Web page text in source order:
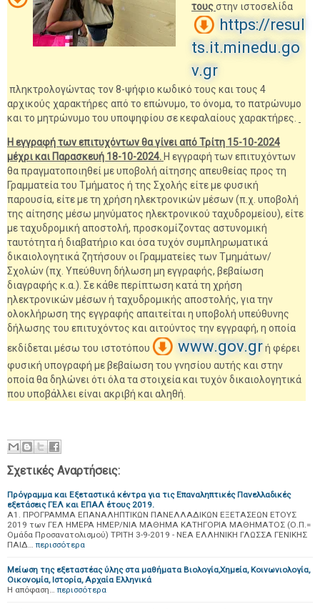
τουςστην ιστοσελίδα
https://resul
ts.it.minedu.go
v.gr
πληκτρολογώντας τον 8-ψήφιο κωδικό τους και τους 4
αρχικούς χαρακτήρες από το επώνυμο, το όνομα, το πατρώνυμο
και το μητρώνυμο του υποψηφίου σε κεφαλαίους χαρακτήρες.
Η εγγραφή των επιτυχόντων θα γίνει από Τρίτη 15-10-2024
μέχρι και Παρασκευή 18-10-2024. Η εγγραφή των επιτυχόντων
θα πραγματοποιηθεί με υποβολή αίτησης απευθείας προς τη
Γραμματεία του Τμήματος ή της Σχολής είτε με φυσική
παρουσία, είτε με τη χρήση ηλεκτρονικών μέσων (π.χ. υποβολή
της αίτησης μέσω μηνύματος ηλεκτρονικού ταχυδρομείου), είτε
με ταχυδρομική αποστολή, προσκομίζοντας αστυνομική
ταυτότητα ή διαβατήριο και όσα τυχόν συμπληρωματικά
δικαιολογητικά ζητήσουν οι Γραμματείες των Τμημάτων/
Σχολών (πχ. Υπεύθυνη δήλωση μη εγγραφής, βεβαίωση
διαγραφής κ.α.). Σε κάθε περίπτωση κατά τη χρήση
ηλεκτρονικών μέσων ή ταχυδρομικής αποστολής, για την
ολοκλήρωση της εγγραφής απαιτείται η υποβολή υπεύθυνης
δήλωσης του επιτυχόντος και αιτούντος την εγγραφή, η οποία
εκδίδεται μέσω του ιστοτόπου
www.gov.grή φέρει
φυσική υπογραφή με βεβαίωση του γνησίου αυτής και στην
οποία θα δηλώνει ότι όλα τα στοιχεία και τυχόν δικαιολογητικά
που υποβάλλει είναι ακριβή και αληθή.
Σχετικές Αναρτήσεις:
Πρόγραμμα και Εξεταστικά κέντρα για τις Επαναληπτικές Πανελλαδικές
εξετάσεις ΓΕΛ και ΕΠΑΛ έτους 2019.
Α1. ΠΡΟΓΡΑΜΜΑ ΕΠΑΝΑΛΗΠΤΙΚΩΝ ΠΑΝΕΛΛΑΔΙΚΩΝ ΕΞΕΤΑΣΕΩΝ ΕΤΟΥΣ
2019 των ΓΕΛ ΗΜΕΡΑ ΗΜΕΡ/ΝΙΑ ΜΑΘΗΜΑ ΚΑΤΗΓΟΡΙΑ ΜΑΘΗΜΑΤΟΣ (Ο.Π.=
Ομάδα Προσανατολισμού) ΤΡΙΤΗ 3-9-2019 - ΝΕΑ ΕΛΛΗΝΙΚΗ ΓΛΩΣΣΑ ΓΕΝΙΚΗΣ
ΠΑΙΔ… περισσότερα
Μείωση της εξεταστέας ύλης στα μαθήματα Βιολογία,Χημεία, Κοινωνιολογία,
Οικονομία, Ιστορία, Αρχαία Ελληνικά
Η απόφαση… περισσότερα